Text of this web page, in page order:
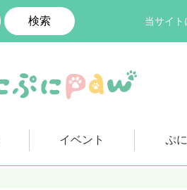
検索 当サイト
イベント ぷ